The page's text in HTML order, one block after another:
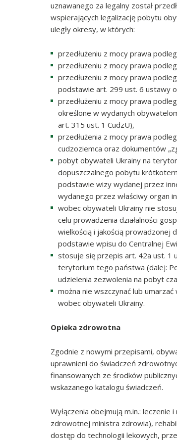
uznawanego za legalny został
wspierających legalizację pobytu
uległy okresy, w których:
przedłużeniu z mocy prawa
przedłużeniu z mocy prawa
przedłużeniu z mocy prawa
podstawie art. 299 ust. 6 ustawy
przedłużeniu z mocy prawa
określone w wydanych
art. 315 ust. 1 CudzU),
przedłużenia z mocy prawa
cudzoziemca oraz dokumentów
pobyt obywateli Ukrainy na
dopuszczalnego pobytu
podstawie wizy wydanej przez
wydanego przez właściwy organ
wobec obywateli Ukrainy nie
celu prowadzenia działalności
wielkością i jakością prowadzonej
podstawie wpisu do Centralnej
stosuje się przepis art. 42a ust. 1
terytorium tego państwa (dalej:
udzielenia zezwolenia na pobyt
można nie wszczynać lub
wobec obywateli Ukrainy.
Opieka zdrowotna
Zgodnie z nowymi przepisami,
uprawnieni do świadczeń
finansowanych ze środków
wskazanego katalogu świadczeń.
Wyłączenia obejmują m.in.:
zdrowotnej ministra zdrowia),
dostęp do technologii lekowych,